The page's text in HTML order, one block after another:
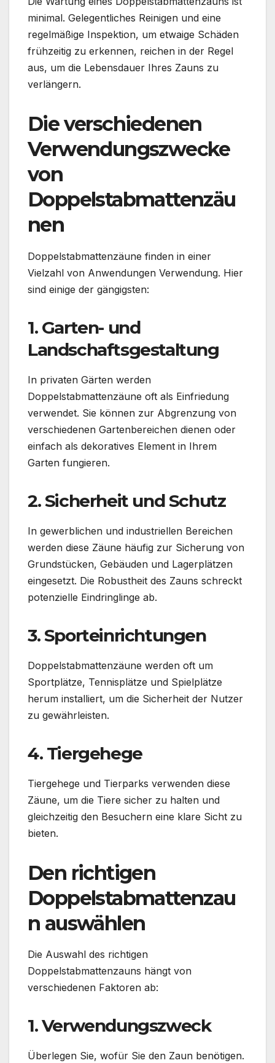
minimal. Gelegentliches Reinigen und eine
regelmäßige Inspektion, um etwaige Schäden
frühzeitig zu erkennen, reichen in der Regel
aus, um die Lebensdauer Ihres Zauns zu
verlängern.
Die verschiedenen
Verwendungszwecke
von
Doppelstabmattenzäu
nen
Doppelstabmattenzäune finden in einer
Vielzahl von Anwendungen Verwendung. Hier
sind einige der gängigsten:
1. Garten- und
Landschaftsgestaltung
In privaten Gärten werden
Doppelstabmattenzäune oft als Einfriedung
verwendet. Sie können zur Abgrenzung von
verschiedenen Gartenbereichen dienen oder
einfach als dekoratives Element in Ihrem
Garten fungieren.
2. Sicherheit und Schutz
In gewerblichen und industriellen Bereichen
werden diese Zäune häufig zur Sicherung von
Grundstücken, Gebäuden und Lagerplätzen
eingesetzt. Die Robustheit des Zauns schreckt
potenzielle Eindringlinge ab.
3. Sporteinrichtungen
Doppelstabmattenzäune werden oft um
Sportplätze, Tennisplätze und Spielplätze
herum installiert, um die Sicherheit der Nutzer
zu gewährleisten.
4. Tiergehege
Tiergehege und Tierparks verwenden diese
Zäune, um die Tiere sicher zu halten und
gleichzeitig den Besuchern eine klare Sicht zu
bieten.
Den richtigen
Doppelstabmattenzau
n auswählen
Die Auswahl des richtigen
Doppelstabmattenzauns hängt von
verschiedenen Faktoren ab:
1. Verwendungszweck
Überlegen Sie, wofür Sie den Zaun benötigen.